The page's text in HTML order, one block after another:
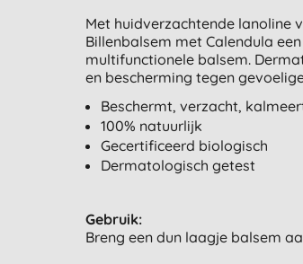
Met huidverzachtende lanoline
Billenbalsem met Calendula
multifunctionele balsem.
en bescherming tegen
Beschermt, verzacht,
100% natuurlijk
Gecertificeerd biologisch
Dermatologisch getest
Gebruik:
Breng een dun laagje balsem